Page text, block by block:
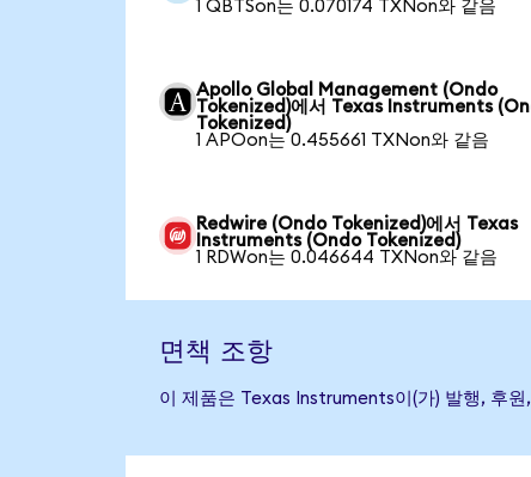
1 QBTSon는 0.070174 TXNon와 같음
Apollo Global Management (Ondo
Tokenized)에서 Texas Instruments
Tokenized)
1 APOon는 0.455661 TXNon와 같음
Redwire (Ondo Tokenized)에서 Texas
Instruments (Ondo Tokenized)
1 RDWon는 0.046644 TXNon와 같음
면책 조항
이 제품은 Texas Instruments이(가) 발행, 후